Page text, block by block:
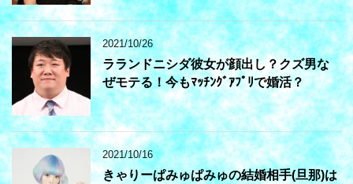
2021/10/26
ラランドニシダ彼女が顔出し？クズ男な
ぜモテる！今もﾏｯﾁﾝｸﾞｱﾌﾟﾘで婚活？
2021/10/16
きゃりーぱみゅぱみゅの結婚相手(旦那)は